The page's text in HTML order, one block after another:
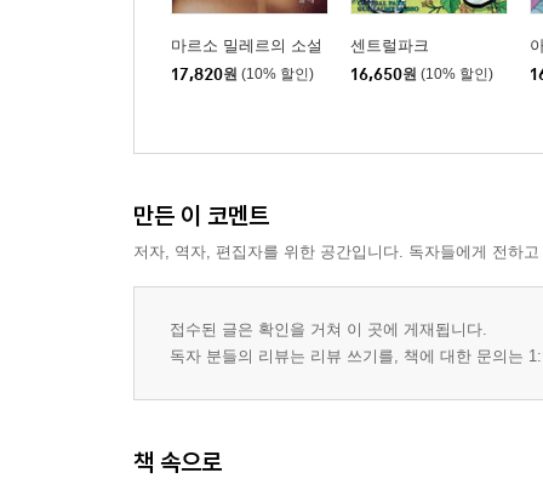
마르소 밀레르의 소설
17,820원 (10% 할인)
센트럴파크
16,650원 (10% 할인)
만든 이 코멘트
저자, 역자, 편집자를 위한 공간입니다. 독자들에게 전하
접수된 글은 확인을 거쳐 이 곳에 게재됩니다.
독자 분들의 리뷰는 리뷰 쓰기를, 책에 대한 문의는
책 속으로